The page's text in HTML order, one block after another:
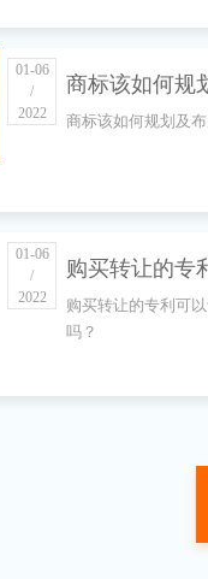
01-06
/
2022
商标该如何规
商标该如何规划及布
01-06
/
2022
购买转让的专
新技术企业吗
购买转让的专利可
吗？